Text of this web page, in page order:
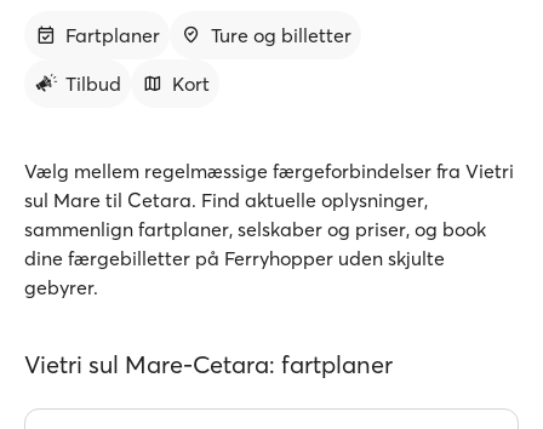
Fartplaner
Ture og billetter
Tilbud
Kort
Vælg mellem regelmæssige færgeforbindelser fra Vietri
sul Mare til Cetara. Find aktuelle oplysninger,
sammenlign fartplaner, selskaber og priser, og book
dine færgebilletter på Ferryhopper uden skjulte
gebyrer.
Vietri sul Mare-Cetara: fartplaner